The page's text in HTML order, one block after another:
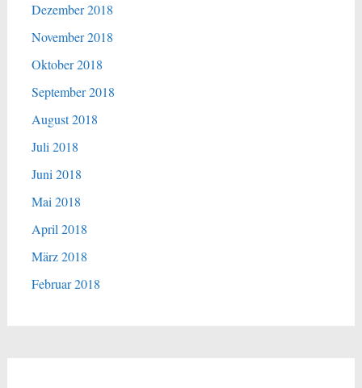
Dezember 2018
November 2018
Oktober 2018
September 2018
August 2018
Juli 2018
Juni 2018
Mai 2018
April 2018
März 2018
Februar 2018